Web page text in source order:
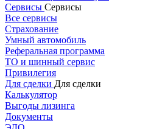
Сервисы Сервисы
Все сервисы
Страхование
Умный автомобиль
Реферальная программа
ТО и шинный сервис
Привилегия
Для сделки Для сделки
Калькулятор
Выгоды лизинга
Документы